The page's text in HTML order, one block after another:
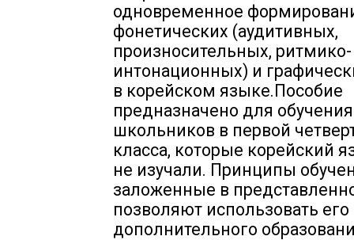
одновременное
фонетических (аудитивных,
произносительных, ритмико-
интонационных) и
в корейском языке.Пособие
предназначено для обучения
школьников в первой
класса, которые корейский
не изучали. Принципы
заложенные в
позволяют использовать
дополнительного